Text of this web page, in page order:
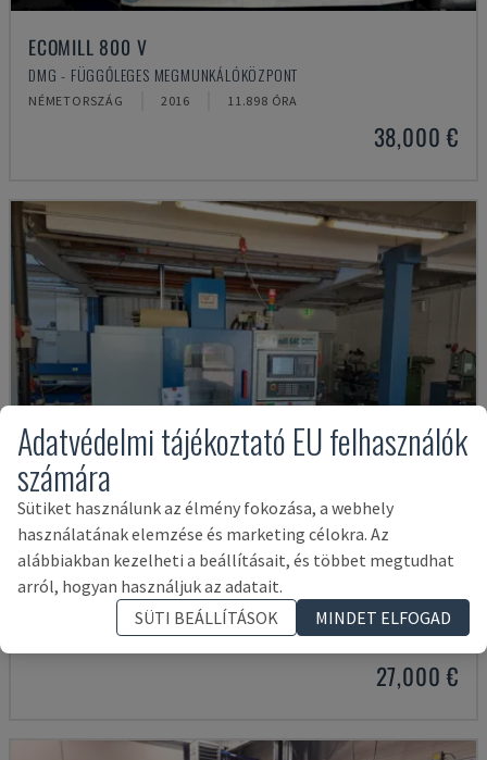
ECOMILL 800 V
DMG - FÜGGŐLEGES MEGMUNKÁLÓKÖZPONT
NÉMETORSZÁG 2016 11.898 ÓRA
38,000 €
X-MILL 640
KNUTH - FÜGGŐLEGES MEGMUNKÁLÓKÖZPONT
NÉMETORSZÁG 2015
27,000 €
Adatvédelmi tájékoztató EU felhasználók
számára
Sütiket használunk az élmény fokozása, a webhely
használatának elemzése és marketing célokra. Az
alábbiakban kezelheti a beállításait, és többet megtudhat
arról, hogyan használjuk az adatait.
SÜTI BEÁLLÍTÁSOK
MINDET ELFOGAD